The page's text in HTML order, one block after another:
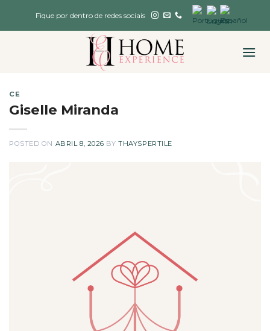
Fique por dentro de redes sociais
CE
Giselle Miranda
POSTED ON ABRIL 8, 2026 BYTHAYSPERTILE